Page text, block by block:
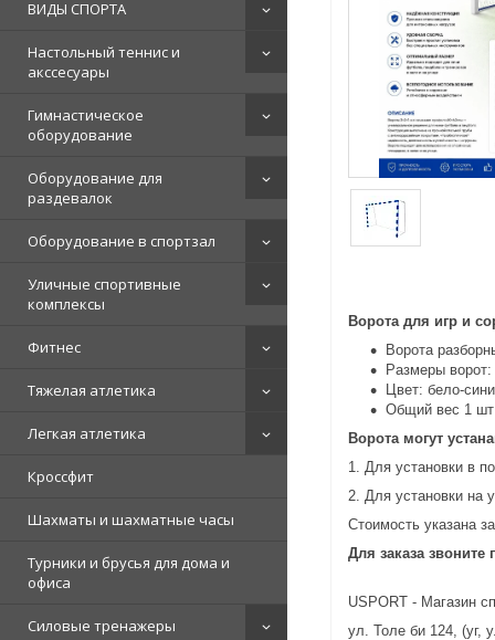
ВИДЫ СПОРТА
Настольный теннис и
акссесуары
Гимнастическое
оборудование
Оборудование для
раздевалок
Оборудование в спортзал
Уличные спортивные
комплексы
Фитнес
Тяжелая атлетика
Легкая атлетика
Кроссфит
Шахматы и шахматные часы
Турники и брусья для дома и
офиса
Силовые тренажеры
Ворота для игр и
Ворота
Размеры
Цвет: бело-
Общий вес 1
Ворота могут
1. Для установки в
2. Для установки на
Стоимость указана
Для заказа
USPORT - Магазин
ул. Толе би 124, (уг,